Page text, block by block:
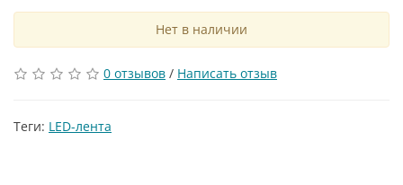
Нет в наличии
0 отзывов / Написать отзыв
Теги: LED-лента